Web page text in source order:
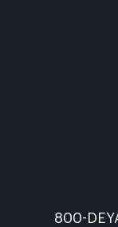
800-